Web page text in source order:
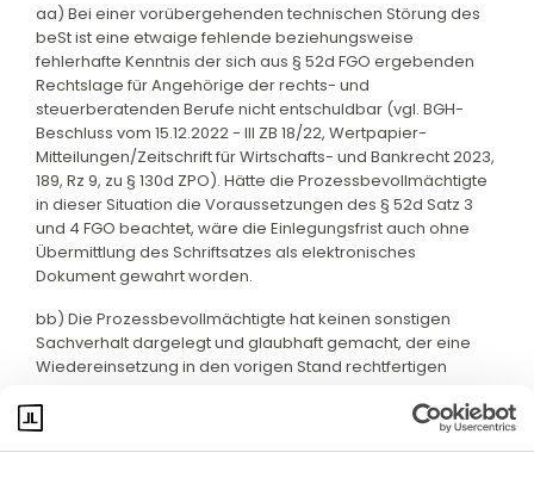
aa) Bei einer vorübergehenden technischen Störung des
beSt ist eine etwaige fehlende beziehungsweise
fehlerhafte Kenntnis der sich aus § 52d FGO ergebenden
Rechtslage für Angehörige der rechts- und
steuerberatenden Berufe nicht entschuldbar (vgl. BGH-
Beschluss vom 15.12.2022 - III ZB 18/22, Wertpapier-
Mitteilungen/Zeitschrift für Wirtschafts- und Bankrecht 2023,
189, Rz 9, zu § 130d ZPO). Hätte die Prozessbevollmächtigte
in dieser Situation die Voraussetzungen des § 52d Satz 3
und 4 FGO beachtet, wäre die Einlegungsfrist auch ohne
Übermittlung des Schriftsatzes als elektronisches
Dokument gewahrt worden.
bb) Die Prozessbevollmächtigte hat keinen sonstigen
Sachverhalt dargelegt und glaubhaft gemacht, der eine
Wiedereinsetzung in den vorigen Stand rechtfertigen